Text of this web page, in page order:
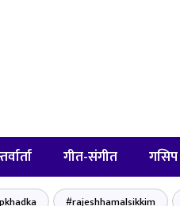
गीत-संगीत गसिप
#rajeshhamalsikkim